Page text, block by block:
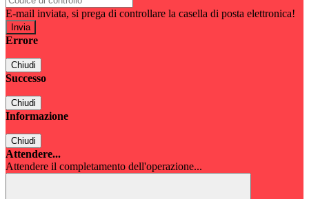
E-mail inviata, si prega di controllare la casella di posta elettronica!
Errore
Chiudi
Successo
Chiudi
Informazione
Chiudi
Attendere...
Attendere il completamento dell'operazione...